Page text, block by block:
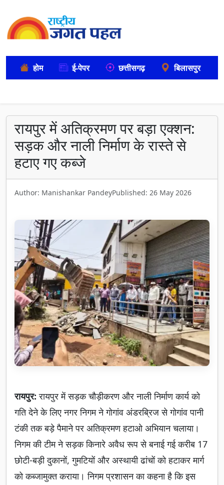
होम ई-पेपर छत्तीसगढ़ बिलासपुर
रायपुर में अतिक्रमण पर बड़ा एक्शन:
सड़क और नाली निर्माण के रास्ते से
हटाए गए कब्जे
Author: Manishankar PandeyPublished: 26 May 2026
रायपुर:रायपुर में सड़क चौड़ीकरण और नाली निर्माण कार्य को
गति देने के लिए नगर निगम ने गोगांव अंडरब्रिज से गोगांव पानी
टंकी तक बड़े पैमाने पर अतिक्रमण हटाओ अभियान चलाया।
निगम की टीम ने सड़क किनारे अवैध रूप से बनाई गई करीब 17
छोटी-बड़ी दुकानों, गुमटियों और अस्थायी ढांचों को हटाकर मार्ग
को कब्जामुक्त कराया। निगम प्रशासन का कहना है कि इस